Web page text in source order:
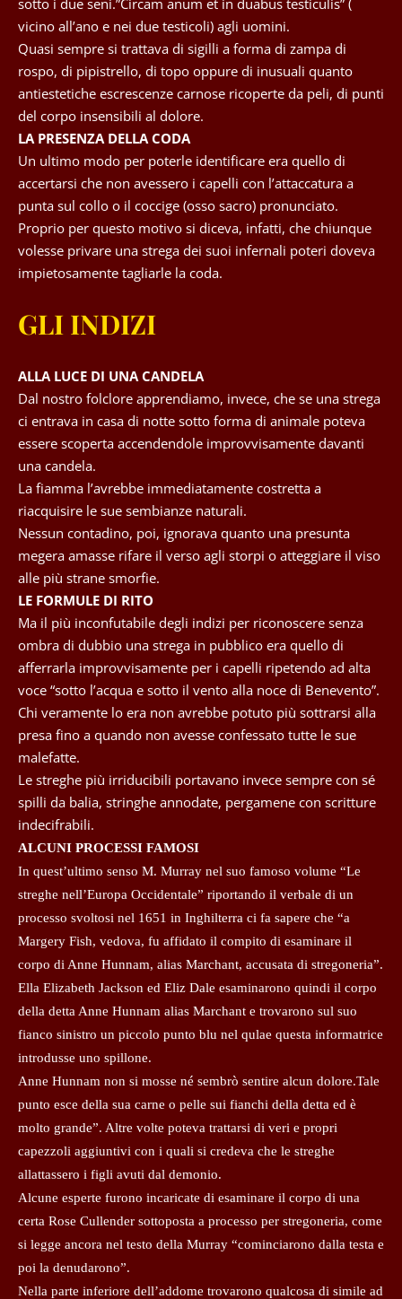
vicino all’ano e nei due testicoli) agli uomini.
Quasi sempre si trattava di sigilli a forma di zampa di
rospo, di pipistrello, di topo oppure di inusuali quanto
antiestetiche escrescenze carnose ricoperte da peli, di punti
del corpo insensibili al dolore.
LA PRESENZA DELLA CODA
Un ultimo modo per poterle identificare era quello di
accertarsi che non avessero i capelli con l’attaccatura a
punta sul collo o il coccige (osso sacro) pronunciato.
Proprio per questo motivo si diceva, infatti, che chiunque
volesse privare una strega dei suoi infernali poteri doveva
impietosamente tagliarle la coda.
GLI INDIZI
ALLA LUCE DI UNA CANDELA
Dal nostro folclore apprendiamo, invece, che se una strega
ci entrava in casa di notte sotto forma di animale poteva
essere scoperta accendendole improvvisamente davanti
una candela.
La fiamma l’avrebbe immediatamente costretta a
riacquisire le sue sembianze naturali.
Nessun contadino, poi, ignorava quanto una presunta
megera amasse rifare il verso agli storpi o atteggiare il viso
alle più strane smorfie.
LE FORMULE DI RITO
Ma il più inconfutabile degli indizi per riconoscere senza
ombra di dubbio una strega in pubblico era quello di
afferrarla improvvisamente per i capelli ripetendo ad alta
voce “sotto l’acqua e sotto il vento alla noce di Benevento”.
Chi veramente lo era non avrebbe potuto più sottrarsi alla
presa fino a quando non avesse confessato tutte le sue
malefatte.
Le streghe più irriducibili portavano invece sempre con sé
spilli da balia, stringhe annodate, pergamene con scritture
indecifrabili.
ALCUNI PROCESSI FAMOSI
In quest’ultimo senso M. Murray nel suo famoso volume “Le
streghe nell’Europa Occidentale” riportando il verbale di un
processo svoltosi nel 1651 in Inghilterra ci fa sapere che “a
Margery Fish, vedova, fu affidato il compito di esaminare il
corpo di Anne Hunnam, alias Marchant, accusata di stregoneria”.
Ella Elizabeth Jackson ed Eliz Dale esaminarono quindi il corpo
della detta Anne Hunnam alias Marchant e trovarono sul suo
fianco sinistro un piccolo punto blu nel qulae questa informatrice
introdusse uno spillone.
Anne Hunnam non si mosse né sembrò sentire alcun dolore.Tale
punto esce della sua carne o pelle sui fianchi della detta ed è
molto grande”. Altre volte poteva trattarsi di veri e propri
capezzoli aggiuntivi con i quali si credeva che le streghe
allattassero i figli avuti dal demonio.
Alcune esperte furono incaricate di esaminare il corpo di una
certa Rose Cullender sottoposta a processo per stregoneria, come
si legge ancora nel testo della Murray “cominciarono dalla testa e
poi la denudarono”.
Nella parte inferiore dell’addome trovarono qualcosa di simile ad